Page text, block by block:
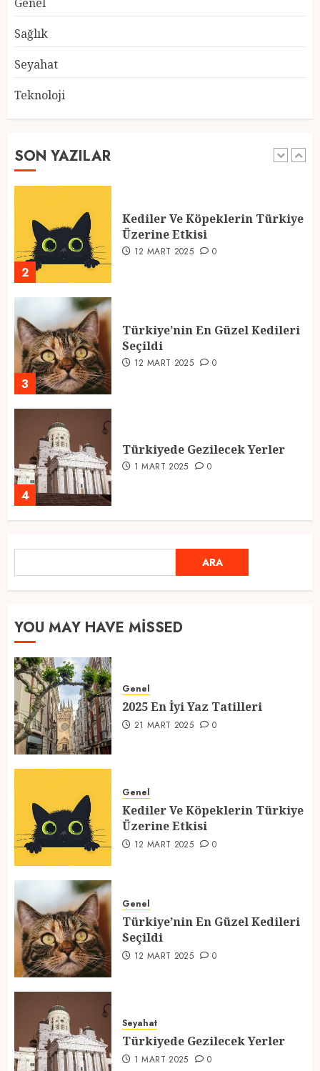
Sağlık
Seyahat
Teknoloji
SON YAZILAR
5
1
2025 En İyi Yaz Tatilleri
2
Kediler Ve Köpeklerin Türkiye
Üzerine Etkisi
12 MART 2025 0
3
Türkiye’nin En Güzel Kedileri
Seçildi
12 MART 2025 0
4
Türkiyede Gezilecek Yerler
1 MART 2025 0
Ramazan Ayı 2025: Manevi
Atmosfer ve Özel Hazırlıklar
1
21 MART 2025
2
Üzerine Etkisi
12 MART 2025 0
3
Seçildi
12 MART 2025 0
4
1 MART 2025
ARA
YOU MAY HAVE MISSED
Genel
2025 En İyi Yaz Tatilleri
21 MART 2025 0
Genel
Kediler Ve Köpeklerin Türkiye
Üzerine Etkisi
12 MART 2025 0
Genel
Türkiye’nin En Güzel Kedileri
Seçildi
12 MART 2025 0
Seyahat
Türkiyede Gezilecek Yerler
1 MART 2025 0